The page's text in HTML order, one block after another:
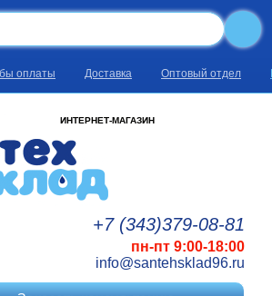
оплаты Доставка Оптовый отдел
ИНТЕРНЕТ-МАГАЗИН
+7 (343)379-08-81
пн-пт 9:00-18:00
info@santehsklad96.ru